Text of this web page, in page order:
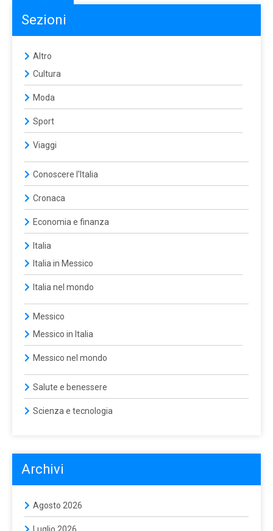
Sezioni
Altro
Cultura
Moda
Sport
Viaggi
Conoscere l'Italia
Cronaca
Economia e finanza
Italia
Italia in Messico
Italia nel mondo
Messico
Messico in Italia
Messico nel mondo
Salute e benessere
Scienza e tecnologia
Archivi
Agosto 2026